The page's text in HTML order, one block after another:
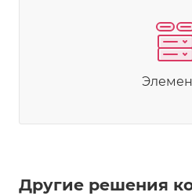
Другие решения